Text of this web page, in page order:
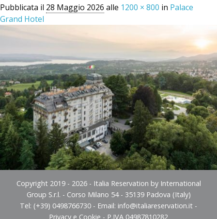
Pubblicata il 28 Maggio 2026 alle 1200 × 800 in Palace
Grand Hotel
Copyright 2019 - 2026 - Italia Reservation by International
Group S.r.l. - Corso Milano 54 - 35139 Padova (Italy)
Tel: (+39) 0498766730 - Email: info@italiareservation.it -
Privacy e Cookie - P.IVA 04987810282